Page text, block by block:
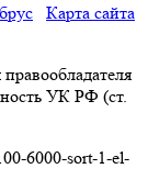
Карта сайта
УК РФ (ст.
6000-sort-1-el-